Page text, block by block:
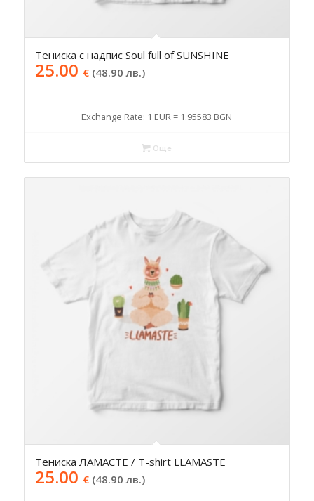
Тениска с надпис Soul full of SUNSHINE
25.00 €(48.90 лв.)
Exchange Rate: 1 EUR = 1.95583 BGN
Още
Тениска ЛАМАСТЕ / T-shirt LLAMASTE
25.00 €(48.90 лв.)